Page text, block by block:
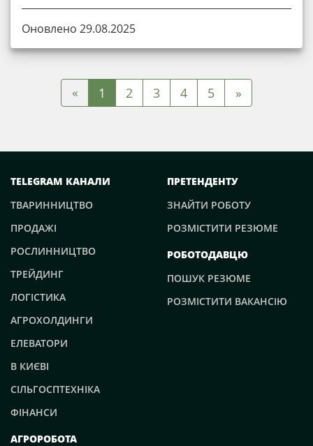
Оновлено 29.08.2025
« 1 2 3 4 5 »
TELEGRAM КАНАЛИ
ТВАРИННИЦТВО
ПРОДАЖІ
РОСЛИННИЦТВО
ТРЕЙДИНГ
ЛОГІСТИКА
АГРОХОЛДИНГИ
ЕЛЕВАТОРИ
В КИЄВІ
СІЛЬГОСПТЕХНІКА
ФІНАНСИ
ПРЕТЕНДЕНТУ
ЗНАЙТИ РОБОТУ
РОЗМІСТИТИ РЕЗЮМЕ
РОБОТОДАВЦЮ
ПОШУК РЕЗЮМЕ
РОЗМІСТИТИ ВАКАНСІЮ
АГРОРОБОТА